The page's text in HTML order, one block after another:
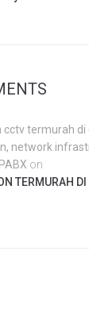
cctv termurah
network
on
TERMURAH DI